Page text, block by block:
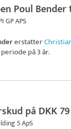
Poul
GP APS
erstatter
på 3 år.
på DKK
5 ApS